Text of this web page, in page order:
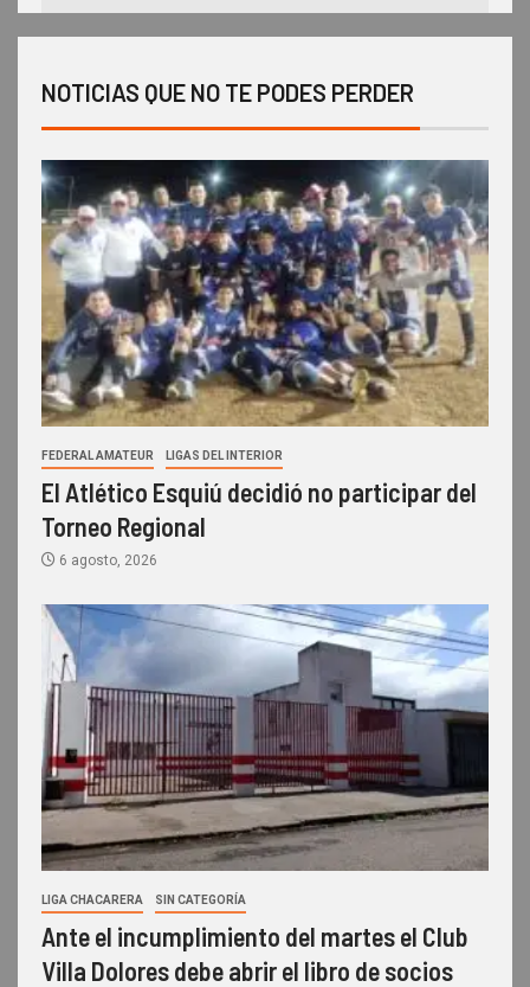
NOTICIAS QUE NO TE PODES PERDER
FEDERAL AMATEUR LIGAS DEL INTERIOR
El Atlético Esquiú decidió no participar del
Torneo Regional
6 agosto, 2026
LIGA CHACARERA SIN CATEGORÍA
Ante el incumplimiento del martes el Club
Villa Dolores debe abrir el libro de socios